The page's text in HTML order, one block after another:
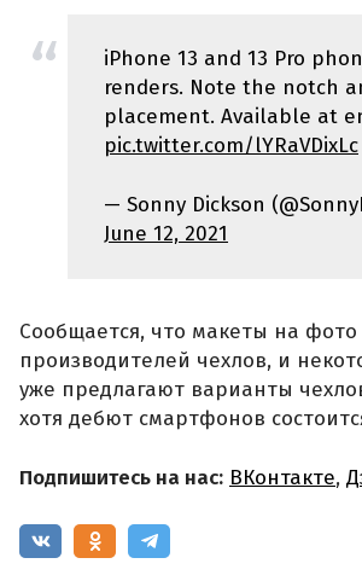
iPhone 13 and 13 Pro
renders. Note the notch
placement. Available at
pic.twitter.com/lYRaVDixLc
— Sonny Dickson
June 12, 2021
Сообщается, что макеты на фото
производителей чехлов, и
уже предлагают варианты
хотя дебют смартфонов
Подпишитесь на нас: ВКонтакте,